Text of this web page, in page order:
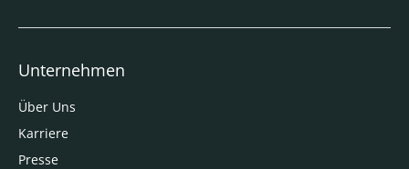
Unternehmen
Über Uns
Karriere
Presse